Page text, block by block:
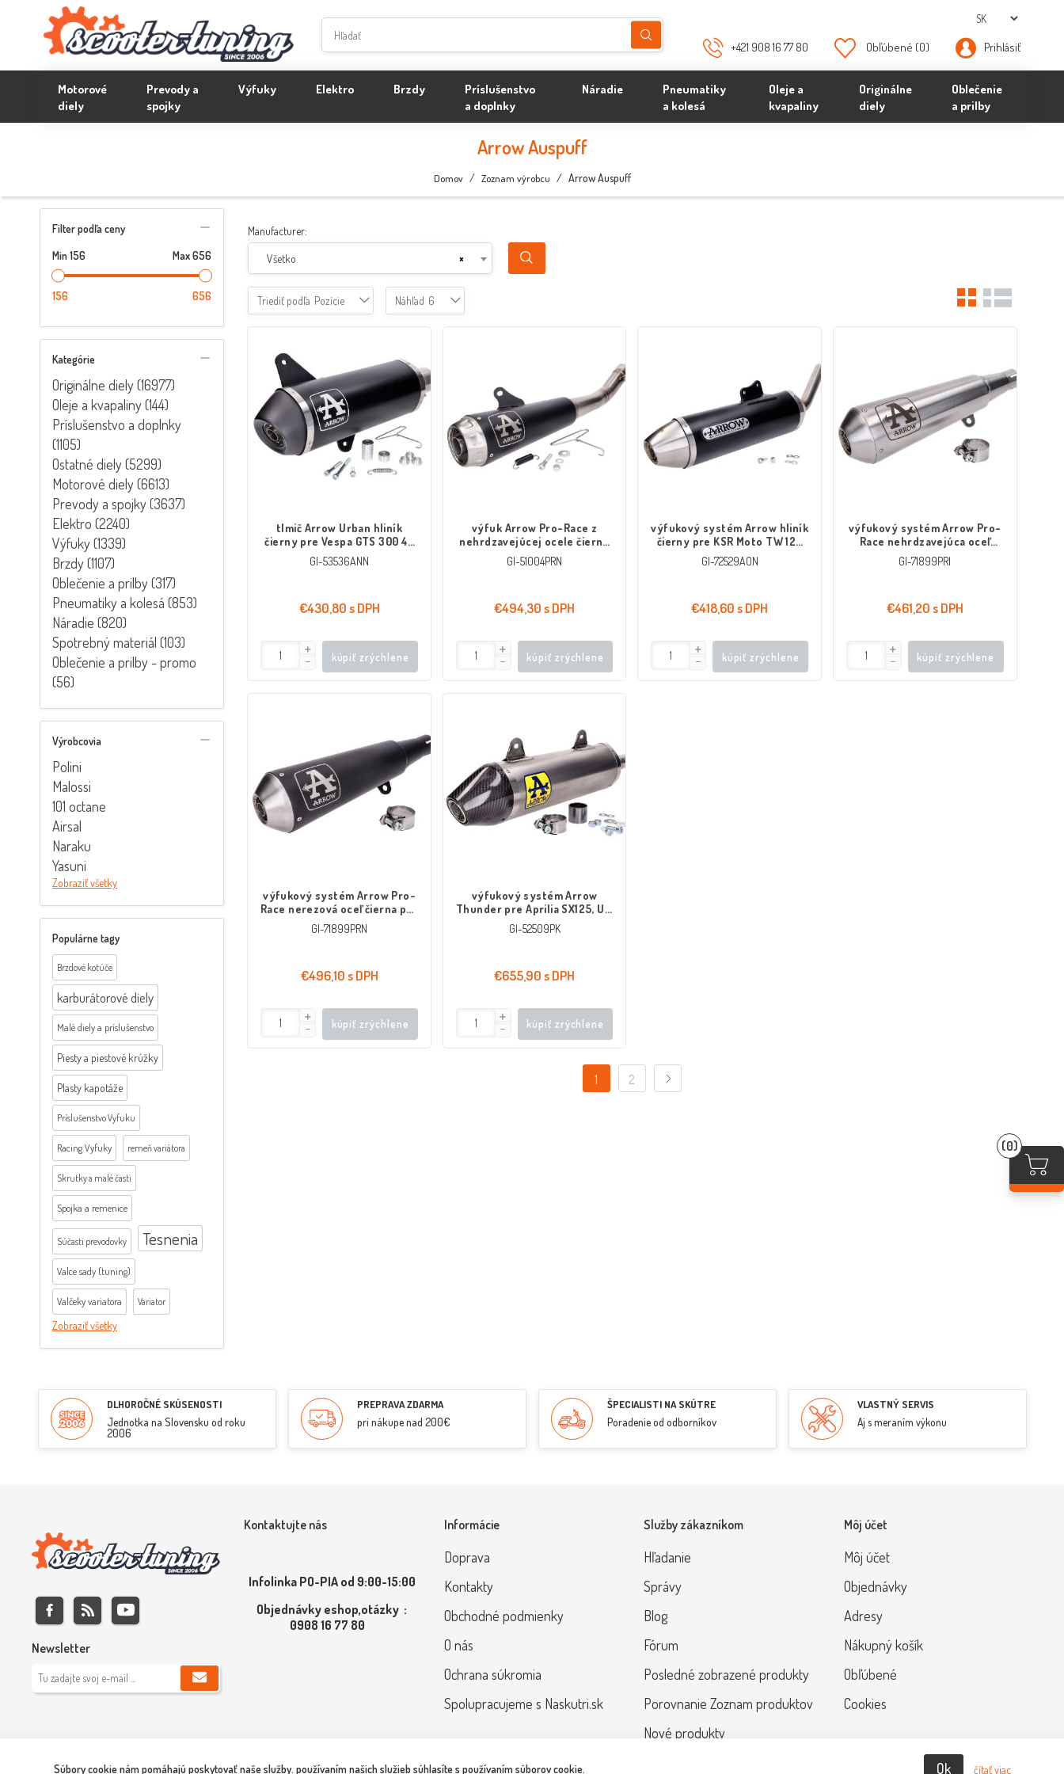
+421 908 16 77 80 Obľúbené (0) Prihlásiť
(0)
Motorové
diely
Prevody a
spojky
Výfuky Elektro Brzdy
Príslušenstvo
a doplnky
Náradie
Pneumatiky
a kolesá
Oleje a
kvapaliny
Originálne
diely
Oblečenie
a prilby
Arrow Auspuff
Domov / Zoznam výrobcu / Arrow Auspuff
Filter podľa ceny
Min156 Max656
156 656
Kategórie
Originálne diely (16977)
Oleje a kvapaliny (144)
Príslušenstvo a doplnky
(1105)
Ostatné diely (5299)
Motorové diely (6613)
Prevody a spojky (3637)
Elektro (2240)
Výfuky (1339)
Brzdy (1107)
Oblečenie a prilby (317)
Pneumatiky a kolesá (853)
Náradie (820)
Spotrebný materiál (103)
Oblečenie a prilby - promo
(56)
Výrobcovia
Polini
Malossi
101 octane
Airsal
Naraku
Yasuni
Zobraziť všetky
Populárne tagy
Brzdové kotúče
karburátorové diely
Malé diely a príslušenstvo
Piesty a piestové krúžky
Plasty kapotáže
Príslušenstvo Vyfuku
Racing Vyfuky remeň variátora
Skrutky a malé časti
Spojka a remenice
Súčasti prevodovky Tesnenia
Valce sady (tuning)
Valčeky variatora Variator
Zobraziť všetky
Manufacturer:
×
Všetko
Triediť podľa Pozície Náhľad 6
tlmič Arrow Urban hliník
čierny pre Vespa GTS 300 4-
takt LC Euro5 2020-
GI-53536ANN
€430,80 s DPH
kúpiť zrýchlene
výfuk Arrow Pro-Race z
nehrdzavejúcej ocele čierny
pre Yamaha MT 125, YZF-R 125
4T Euro5 2020-
GI-51004PRN
€494,30 s DPH
kúpiť zrýchlene
výfukový systém Arrow hliník
čierny pre KSR Moto TW 125
SM 4T Euro4 2017-
GI-72529AON
€418,60 s DPH
kúpiť zrýchlene
výfukový systém Arrow Pro-
Race nehrdzavejúca oceľ
leštená pre Brixton BX,
Felsberg 125XC, Sunray Euro4
GI-71899PRI
€461,20 s DPH
kúpiť zrýchlene
výfukový systém Arrow Pro-
Race nerezová oceľ čierna pre
Brixton BX, Felsberg 125XC
Euro4 2019-
GI-71899PRN
€496,10 s DPH
kúpiť zrýchlene
výfukový systém Arrow
Thunder pre Aprilia SX125, UM
DSR EX 125, Malaguti XSM, XTM
125 4T Euro4 2018-2019
GI-52509PK
€655,90 s DPH
kúpiť zrýchlene
1 2
DLHOROČNÉ SKÚSENOSTI
Jednotka na Slovensku od roku
2006
PREPRAVA ZDARMA
pri nákupe nad 200€
ŠPECIALISTI NA SKÚTRE
Poradenie od odborníkov
VLASTNÝ SERVIS
Aj s meraním výkonu
Newsletter
Kontaktujte nás
Infolinka PO-PIA od 9:00-15:00
Objednávky eshop,otázky :
0908 16 77 80
Informácie
Doprava
Kontakty
Obchodné podmienky
O nás
Ochrana súkromia
Spolupracujeme s Naskutri.sk
Služby zákazníkom
Hľadanie
Správy
Blog
Fórum
Posledné zobrazené produkty
Porovnanie Zoznam produktov
Nové produkty
Môj účet
Môj účet
Objednávky
Adresy
Nákupný košík
Obľúbené
Cookies
Súbory cookie nám pomáhajú poskytovať naše služby. používaním našich služieb súhlasíte s používaním súborov cookie. Ok čítať viac